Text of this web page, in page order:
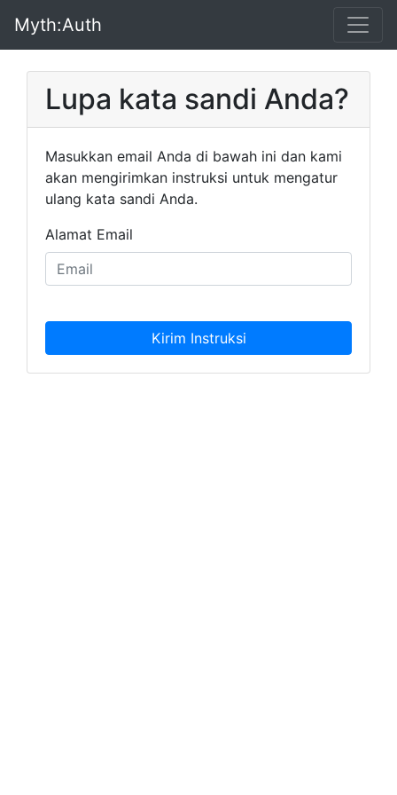
Myth:Auth
Lupa kata sandi Anda?
Masukkan email Anda di bawah ini dan kami
akan mengirimkan instruksi untuk mengatur
ulang kata sandi Anda.
Alamat Email
Kirim Instruksi